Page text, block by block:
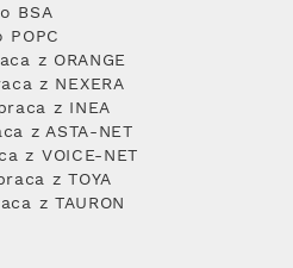
o BSA
POPC
z ORANGE
z NEXERA
z INEA
z ASTA-NET
z VOICE-NET
z TOYA
z TAURON